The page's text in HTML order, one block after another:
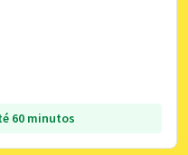
60 minutos